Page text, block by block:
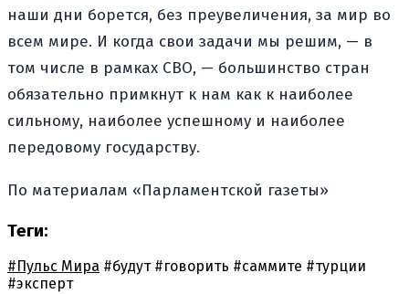
наши дни борется, без преувеличения, за мир во
всем мире. И когда свои задачи мы решим, — в
том числе в рамках СВО, — большинство стран
обязательно примкнут к нам как к наиболее
сильному, наиболее успешному и наиболее
передовому государству.
По материалам «Парламентской газеты»
Теги:
#Пульс Мира #будут #говорить #саммите #турции
#эксперт